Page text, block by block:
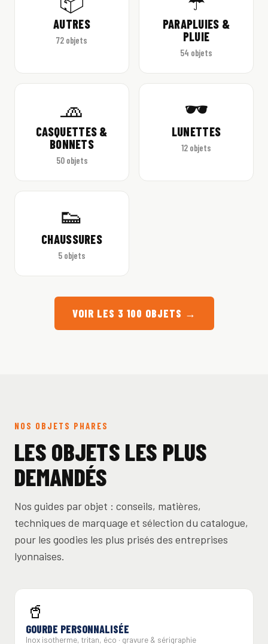
AUTRES
72 objets
PARAPLUIES &
PLUIE
54 objets
🧢
CASQUETTES &
BONNETS
50 objets
🕶️
LUNETTES
12 objets
👟
CHAUSSURES
5 objets
VOIR LES 3 100 OBJETS →
NOS OBJETS PHARES
LES OBJETS LES PLUS
DEMANDÉS
Nos guides par objet : conseils, matières,
techniques de marquage et sélection du catalogue,
pour les goodies les plus prisés des entreprises
lyonnaises.
🥤
GOURDE PERSONNALISÉE
Inox isotherme, tritan, éco · gravure & sérigraphie